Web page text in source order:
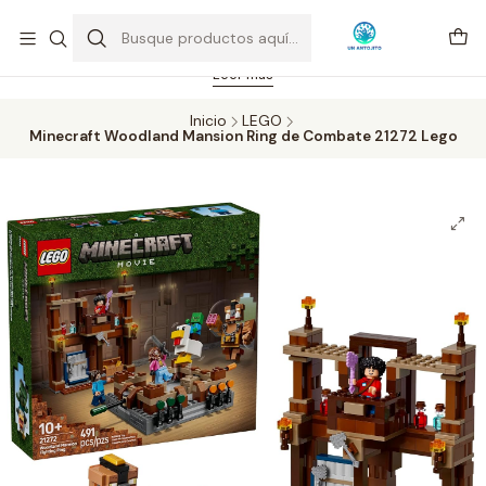
Feriado 21-05-2026 atención hasta las 14 hrs. Envío GRATIS mismo
día solo área Metropolitana Santiago por compras desde CLP 39.900.
Pedidos hasta 16 hrs., sábados y domingos hasta 14 hrs.
Leer más
Inicio
LEGO
Minecraft Woodland Mansion Ring de Combate 21272 Lego